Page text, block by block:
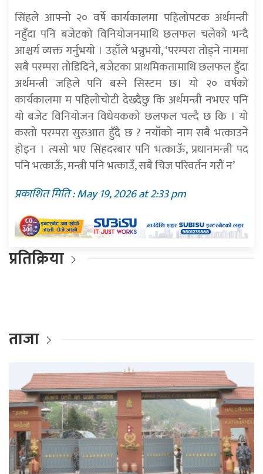
सिंहले आफ्नो २० वर्षे कार्यकालमा पहिलोपटक अर्थमन्त्री
नहुँदा पनि बजेटको विनियोजनमाथि छलफल चलेको भन्दै
आश्चर्य व्यक्त गर्नुभयाे । उहाँले भन्नुभयाे, ‘परम्परा तोड्ने नाममा
सबै परम्परा तोडिदिने, बजेटका प्राथमिकतामाथि छलफल हुँदा
अर्थमन्त्री जहिले पनि बस्ने सिस्टम छ। यो २० वर्षको
कार्यकालमा म पहिलोचोटी देख्दैछु कि अर्थमन्त्री नभएर पनि
यो बजेट विनियोजन विधेयकको छलफल चल्दै छ कि । यो
कस्तो परम्परा सुरुआत हुँदै छ ? नयाँको नाम सबै भत्काउने
होइन । त्यसो भए सिंहदरबार पनि भत्काऊँ, प्रधानमन्त्री पद
पनि भत्काऊँ, मन्त्री पनि भत्काउँ, सबै चिज परिवर्तन गरौं न’
प्रकाशित मिति : May 19, 2026 at 2:33 pm
प्रतिक्रिया
ताजा